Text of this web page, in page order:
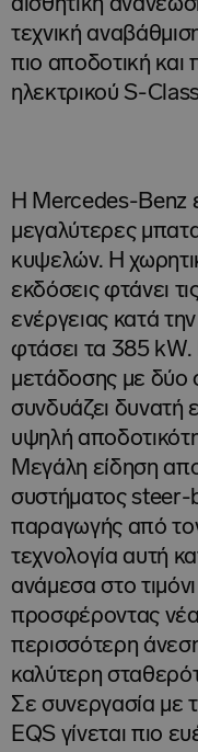
αισθητική
τεχνική
πιο αποδοτική και
ηλεκτρικού S-
Η Mercedes-Benz
μεγαλύτερες
κυψελών. Η
εκδόσεις φτάνει
ενέργειας κατά
φτάσει τα 385
μετάδοσης με δύο
συνδυάζει δυνατή
υψηλή
Μεγάλη είδηση
συστήματος steer-
παραγωγής από
τεχνολογία αυτή
ανάμεσα στο
προσφέροντας
περισσότερη
καλύτερη
Σε συνεργασία με
EQS γίνεται πιο